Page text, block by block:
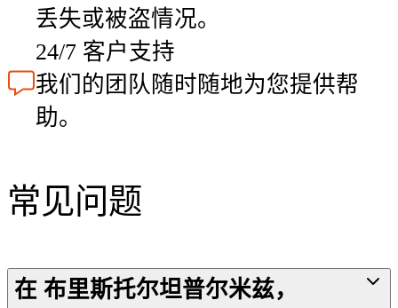
丢失或被盗情况。
24/7 客户支持
我们的团队随时随地为您提供帮
助。
常见问题
在 布里斯托尔坦普尔米兹，